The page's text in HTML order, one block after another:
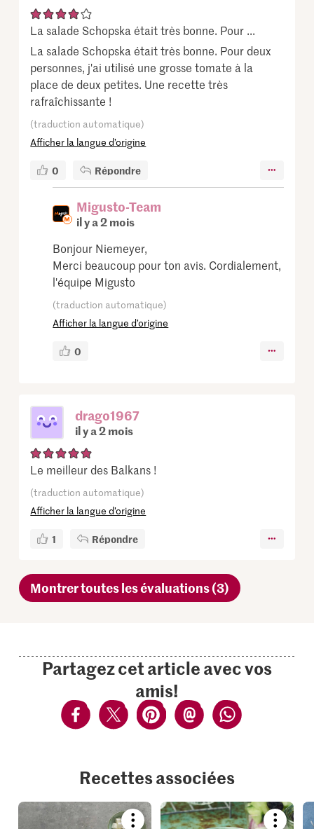
La salade Schopska était très bonne. Pour ...
La salade Schopska était très bonne. Pour deux
personnes, j'ai utilisé une grosse tomate à la
place de deux petites. Une recette très
rafraîchissante !
(traduction automatique)
Afficher la langue d’origine
0 Répondre
Migusto-Team
il y a 2 mois
Bonjour Niemeyer,
Merci beaucoup pour ton avis. Cordialement,
l'équipe Migusto
(traduction automatique)
Afficher la langue d’origine
0
drago1967
il y a 2 mois
Le meilleur des Balkans !
(traduction automatique)
Afficher la langue d’origine
1 Répondre
Montrer toutes les évaluations (3)
Partagez cet article avec vos
amis!
Recettes associées
Bookmark